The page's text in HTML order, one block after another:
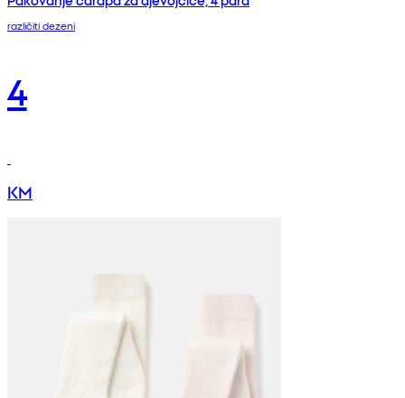
različiti dezeni
4
KM